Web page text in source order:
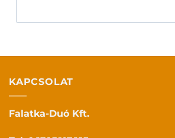
KAPCSOLAT
Falatka-Duó Kft.